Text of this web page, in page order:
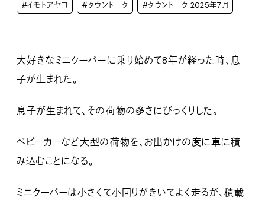
#イモトアヤコ #タウントーク #タウントーク 2025年7月
大好きなミニクーパーに乗り始めて8年が経った時、息
子が生まれた。
息子が生まれて、その荷物の多さにびっくりした。
ベビーカーなど大型の荷物を、お出かけの度に車に積
み込むことになる。
ミニクーパーは小さくて小回りがきいてよく走るが、積載